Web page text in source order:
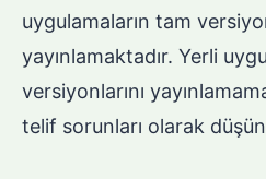
uygulamaların tam
yayınlamaktadır. Yerli
versiyonlarını
telif sorunları olarak